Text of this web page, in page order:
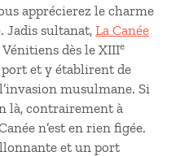
apprécierez le charme
Jadis sultanat, La Canée
dès le XIIIe
et y établirent de
musulmane. Si
là, contrairement à
n’est en rien figée.
et un port